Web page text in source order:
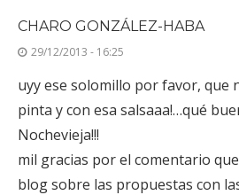
CHARO GONZÁLEZ-HABA
29/12/2013 - 16:25
uyy ese solomillo por favor, que
pinta y con esa salsaaa!…qué
Nochevieja!!!
mil gracias por el comentario
blog sobre las propuestas con